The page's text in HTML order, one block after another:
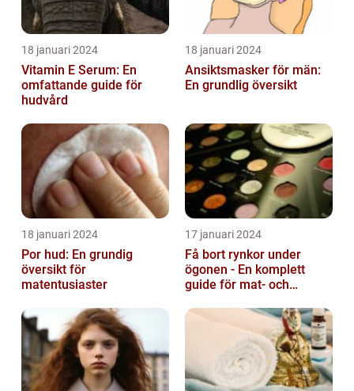
18 januari 2024
Vitamin E Serum: En
omfattande guide för
hudvård
18 januari 2024
Ansiktsmasker för män:
En grundlig översikt
18 januari 2024
Por hud: En grundig
översikt för
matentusiaster
17 januari 2024
Få bort rynkor under
ögonen - En komplett
guide för mat- och